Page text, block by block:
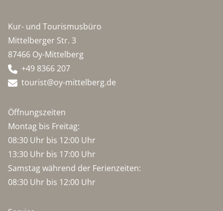
Kur- und Tourismusbüro
Mittelberger Str. 3
87466 Oy-Mittelberg
+49 8366 207
tourist@oy-mittelberg.de
Öffnungszeiten
Montag bis Freitag:
08:30 Uhr bis 12:00 Uhr
13:30 Uhr bis 17:00 Uhr
Samstag während der Ferienzeiten:
08:30 Uhr bis 12:00 Uhr